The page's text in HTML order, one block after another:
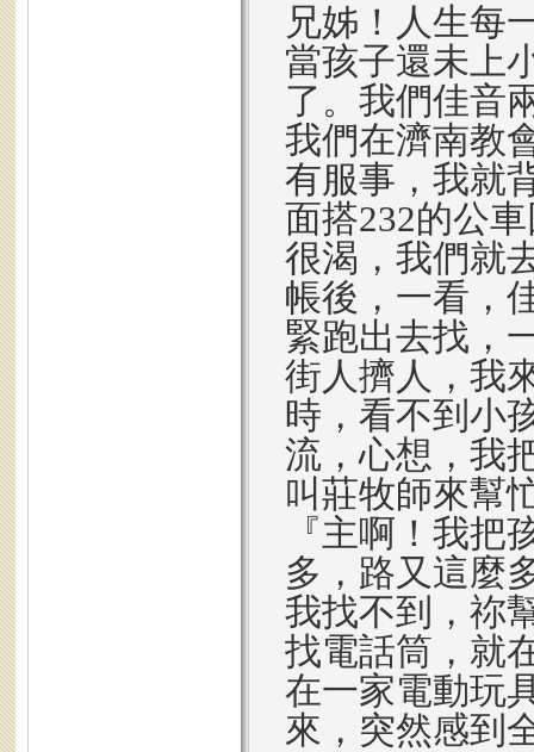
兄姊！人生每
當孩子還未上
了。我們佳音
我們在濟南教
有服事，我就
面搭232的公
很渴，我們就
帳後，一看，
緊跑出去找，
街人擠人，我
時，看不到小
流，心想，我
叫莊牧師來幫
『主啊！我把
多，路又這麼
我找不到，祢
找電話筒，就
在一家電動玩
來，突然感到